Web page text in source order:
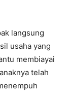
langsung
usaha yang
membiayai
telah